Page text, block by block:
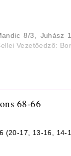
8/3, Juhász
Vezetőedző:
68-66
(20-17, 13-16, 14-